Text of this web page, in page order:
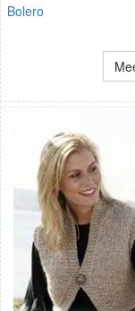
Bolero